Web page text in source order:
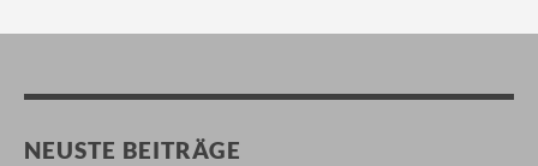
NEUSTE BEITRÄGE